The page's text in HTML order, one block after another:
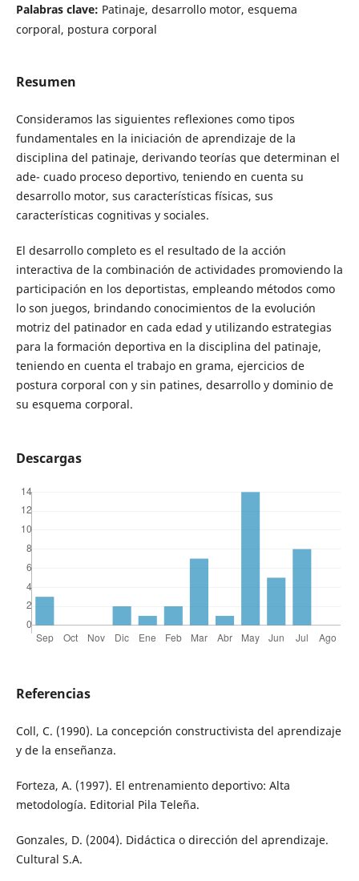
Palabras clave: Patinaje, desarrollo motor, esquema
corporal, postura corporal
Resumen
Consideramos las siguientes reflexiones como tipos
fundamentales en la iniciación de aprendizaje de la
disciplina del patinaje, derivando teorías que determinan el
ade- cuado proceso deportivo, teniendo en cuenta su
desarrollo motor, sus características físicas, sus
características cognitivas y sociales.
El desarrollo completo es el resultado de la acción
interactiva de la combinación de actividades promoviendo la
participación en los deportistas, empleando métodos como
lo son juegos, brindando conocimientos de la evolución
motriz del patinador en cada edad y utilizando estrategias
para la formación deportiva en la disciplina del patinaje,
teniendo en cuenta el trabajo en grama, ejercicios de
postura corporal con y sin patines, desarrollo y dominio de
su esquema corporal.
Descargas
Referencias
Coll, C. (1990). La concepción constructivista del aprendizaje
y de la enseñanza.
Forteza, A. (1997). El entrenamiento deportivo: Alta
metodología. Editorial Pila Teleña.
Gonzales, D. (2004). Didáctica o dirección del aprendizaje.
Cultural S.A.